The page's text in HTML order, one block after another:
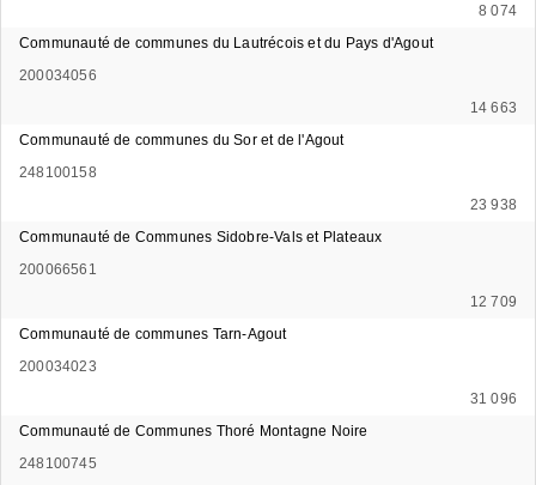
8 074
Communauté de communes du Lautrécois et du Pays d'Agout
200034056
14 663
Communauté de communes du Sor et de l'Agout
248100158
23 938
Communauté de Communes Sidobre-Vals et Plateaux
200066561
12 709
Communauté de communes Tarn-Agout
200034023
31 096
Communauté de Communes Thoré Montagne Noire
248100745